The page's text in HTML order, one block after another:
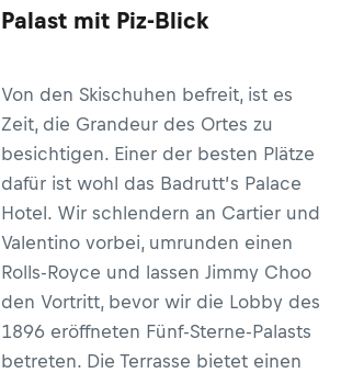
Palast mit Piz-Blick
Von den Skischuhen befreit, ist es
Zeit, die Grandeur des Ortes zu
besichtigen. Einer der besten Plätze
dafür ist wohl das Badrutt’s Palace
Hotel. Wir schlendern an Cartier und
Valentino vorbei, umrunden einen
Rolls-Royce und lassen Jimmy Choo
den Vortritt, bevor wir die Lobby des
1896 eröffneten Fünf-Sterne-Palasts
betreten. Die Terrasse bietet einen